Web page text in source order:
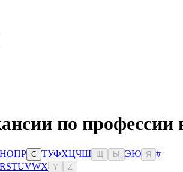
по профессии
НОПР С ТУФХЦЧШ Ы ЭЮ Я
#
RSTUVWX Y Z